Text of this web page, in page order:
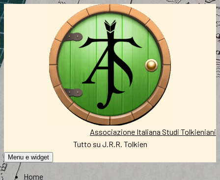
Vai
al
contenuto
Associazione Italiana Studi Tolkieniani
Tutto su J.R.R. Tolkien
Menu e widget
Home